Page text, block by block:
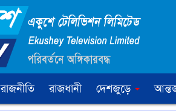
রাজনীতি রাজধানী দেশজুড়ে